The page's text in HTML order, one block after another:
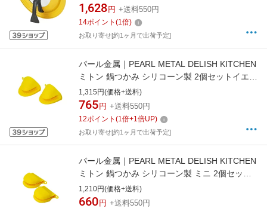
1,628 円 +送料550円
14ポイント (1倍)
お取り寄せ[約1ヶ月で出荷予定]
パール金属｜PEARL METAL DELISH KITCHEN
ミトン 鍋つかみ シリコーン製 2個セットイエロ
ー イエロー CC-1813
1,315円(価格+送料)
765 円 +送料550円
12ポイント (1倍+1倍UP)
お取り寄せ[約1ヶ月で出荷予定]
パール金属｜PEARL METAL DELISH KITCHEN
ミトン 鍋つかみ シリコーン製 ミニ 2個セット
イエロー イエロー CC-1812
1,210円(価格+送料)
660 円 +送料550円